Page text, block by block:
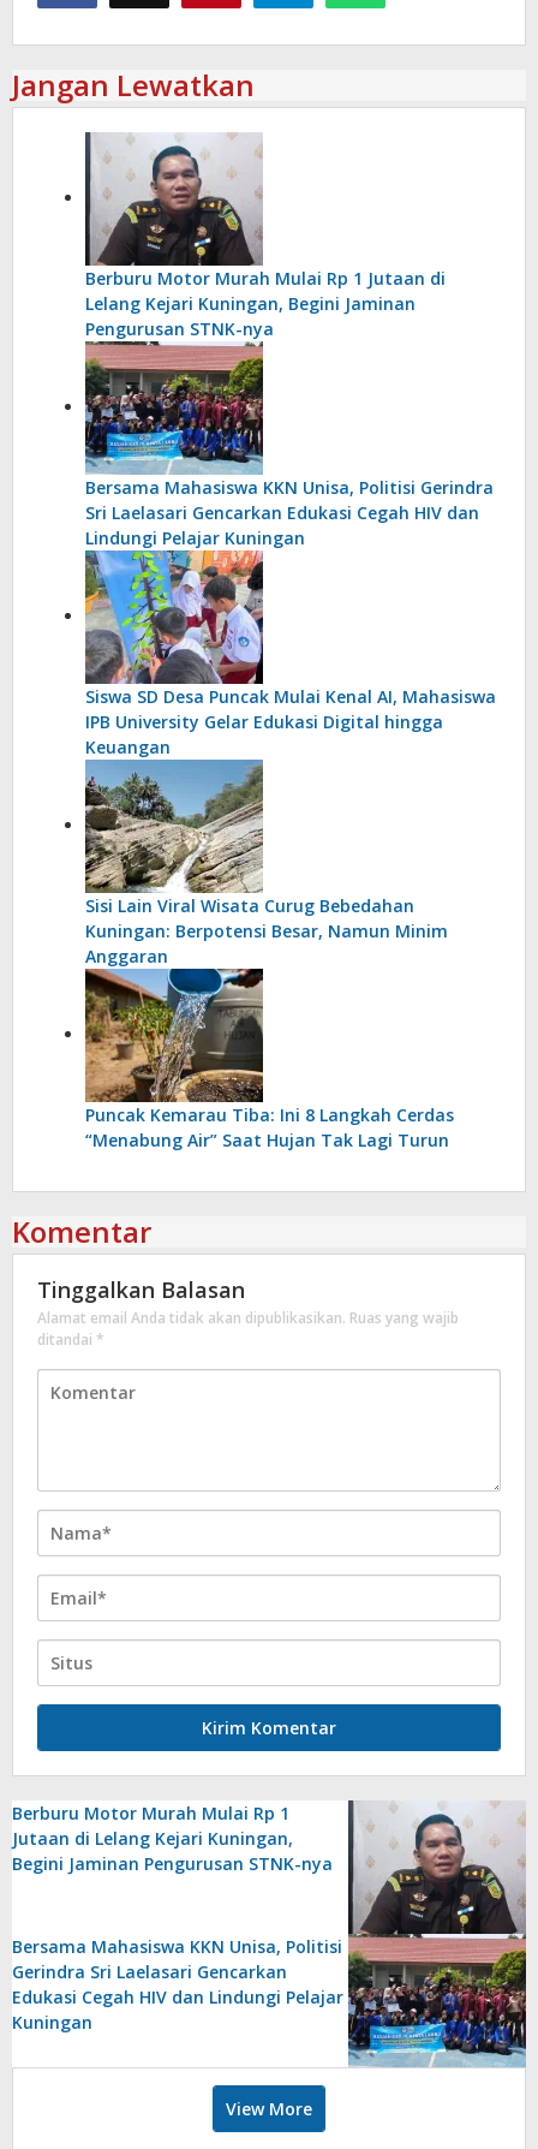
Jangan Lewatkan
Berburu Motor Murah Mulai Rp 1 Jutaan di
Lelang Kejari Kuningan, Begini Jaminan
Pengurusan STNK-nya
Bersama Mahasiswa KKN Unisa, Politisi Gerindra
Sri Laelasari Gencarkan Edukasi Cegah HIV dan
Lindungi Pelajar Kuningan
Siswa SD Desa Puncak Mulai Kenal AI, Mahasiswa
IPB University Gelar Edukasi Digital hingga
Keuangan
Sisi Lain Viral Wisata Curug Bebedahan
Kuningan: Berpotensi Besar, Namun Minim
Anggaran
Puncak Kemarau Tiba: Ini 8 Langkah Cerdas
“Menabung Air” Saat Hujan Tak Lagi Turun
Komentar
Tinggalkan Balasan
Alamat email Anda tidak akan dipublikasikan. Ruas yang wajib
ditandai *
Berburu Motor Murah Mulai Rp 1
Jutaan di Lelang Kejari Kuningan,
Begini Jaminan Pengurusan STNK-nya
Bersama Mahasiswa KKN Unisa, Politisi
Gerindra Sri Laelasari Gencarkan
Edukasi Cegah HIV dan Lindungi Pelajar
Kuningan
View More